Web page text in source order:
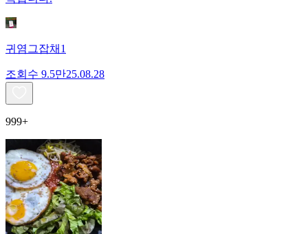
귀염그잡채1
조회수 9.5만25.08.28
999+